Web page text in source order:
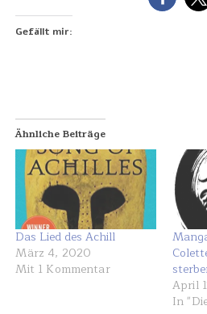
Gefällt mir:
Ähnliche Beiträge
Das Lied des Achill
März 4, 2020
Mit 1 Kommentar
April
In